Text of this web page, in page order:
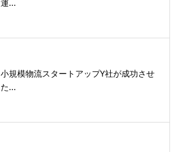
運...
小規模物流スタートアップY社が成功させ
た...